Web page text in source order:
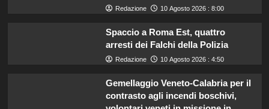
William e Kate: le loro destinazioni
Redazione 10 Agosto 2026 : 8:00
Spaccio a Roma Est, quattro
arresti dei Falchi della Polizia
Redazione 10 Agosto 2026 : 4:50
Gemellaggio Veneto-Calabria per il
contrasto agli incendi boschivi,